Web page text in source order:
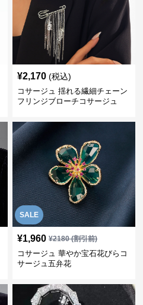
¥2,170 (税込)
コサージュ 揺れる繊細チェーン
フリンジブローチコサージュ
SALE
¥1,960 ¥2180(割引前)
コサージュ 華やか宝石花びらコ
サージュ五弁花